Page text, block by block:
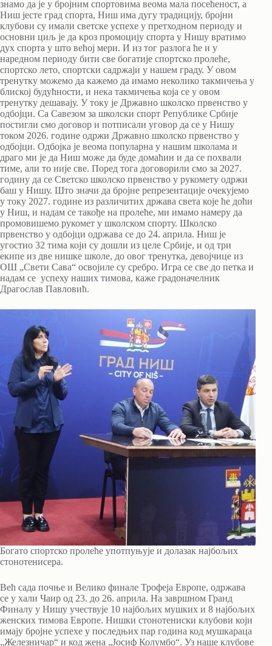
знамо да је у бројним спортовима веома мала посећеност, а
Ниш јесте град спорта, Ниш има дугу традицију, бројни
клубови су имали светске успехе у претходном периоду и
основни циљ је да кроз промоцију спорта у Нишу вратимо
дух спорта у што већој мери. И из тог разлога ће и у
наредном периоду бити све богатије спортско пролеће,
спортско лето, спортски садржаји у нашем граду. У овом
тренутку можемо да кажемо да имамо неколико такмичења у
блиској будућности, и нека такмичења која се у овом
тренутку дешавају. У току је Државно школско првенство у
одбојци. Са Савезом за школски спорт Републике Србије
постигли смо договор и потписали уговор да се у Нишу
током 2026. године одржи Државно школско првенство у
одбојци. Одбојка је веома популарна у нашим школама и
драго ми је да Ниш може да буде домаћин и да се похвали
тиме, али то није све. Поред тога договорили смо за 2027.
годину да се Светско школско првенство у рукомету одржи
баш у Нишу. Што значи да бројне репрезентације очекујемо
у току 2027. године из различитих држава света које ће доћи
у Ниш, и надам се такође на пролеће, ми имамо намеру да
промовишемо рукомет у школском спорту. Школско
првенство у одбојци одржава се до 24. априла. Ниш је
угостио 32 тима који су дошли из целе Србије, и од три
екипе из две нишке школе, до овог тренутка, девојчице из
ОШ „Свети Сава“ освојиле су сребро. Игра се све до петка и
надам се успеху наших тимова, каже градоначелник
Драгослав Павловић.
Богато спортско пролеће употпуњује и долазак најбољих
стонотенисера.
Већ сада почње и Велико финале Трофеја Европе, одржава
се у хали Чаир од 23. до 26. априла. На завршном Гранд
Финалу у Нишу учествује 10 најбољих мушких и 8 најбољих
женских тимова Европе. Нишки стонотениски клубови који
имају бројне успехе у последњих пар година код мушкараца
„Железничар“ и код жена „Јосиф Колумбо“. Уз наше клубове